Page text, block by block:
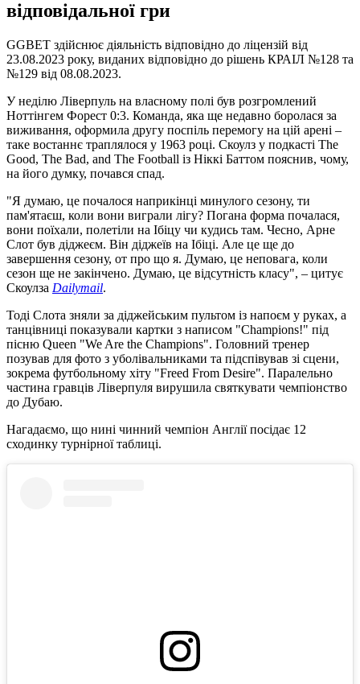
відповідальної гри
GGBET здійснює діяльність відповідно до ліцензій від
23.08.2023 року, виданих відповідно до рішень КРАІЛ №128 та
№129 від 08.08.2023.
У неділю Ліверпуль на власному полі був розгромлений
Ноттінгем Форест 0:3. Команда, яка ще недавно боролася за
виживання, оформила другу поспіль перемогу на цій арені –
таке востаннє траплялося у 1963 році. Скоулз у подкасті The
Good, The Bad, and The Football із Ніккі Баттом пояснив, чому,
на його думку, почався спад.
"Я думаю, це почалося наприкінці минулого сезону, ти
пам'ятаєш, коли вони виграли лігу? Погана форма почалася,
вони поїхали, полетіли на Ібіцу чи кудись там. Чесно, Арне
Слот був діджеєм. Він діджеїв на Ібіці. Але це ще до
завершення сезону, от про що я. Думаю, це неповага, коли
сезон ще не закінчено. Думаю, це відсутність класу", – цитує
Скоулза Dailymail.
Тоді Слота зняли за діджейським пультом із напоєм у руках, а
танцівниці показували картки з написом "Champions!" під
пісню Queen "We Are the Champions". Головний тренер
позував для фото з уболівальниками та підспівував зі сцени,
зокрема футбольному хіту "Freed From Desire". Паралельно
частина гравців Ліверпуля вирушила святкувати чемпіонство
до Дубаю.
Нагадаємо, що нині чинний чемпіон Англії посідає 12
сходинку турнірної таблиці.